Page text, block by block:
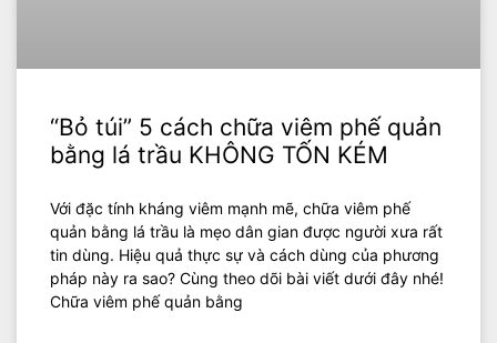
“Bỏ túi” 5 cách chữa viêm phế quản
bằng lá trầu KHÔNG TỐN KÉM
Với đặc tính kháng viêm mạnh mẽ, chữa viêm phế
quản bằng lá trầu là mẹo dân gian được người xưa rất
tin dùng. Hiệu quả thực sự và cách dùng của phương
pháp này ra sao? Cùng theo dõi bài viết dưới đây nhé!
Chữa viêm phế quản bằng